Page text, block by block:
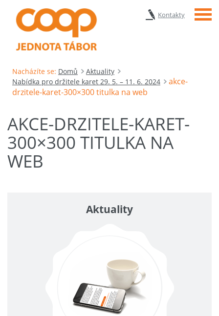
Kontakty Menu
Nacházíte se: Domů
Aktuality
Nabídka pro držitele karet 29. 5. – 11. 6. 2024
akce-
drzitele-karet-300×300 titulka na web
AKCE-DRZITELE-KARET-
300×300 TITULKA NA
WEB
Aktuality